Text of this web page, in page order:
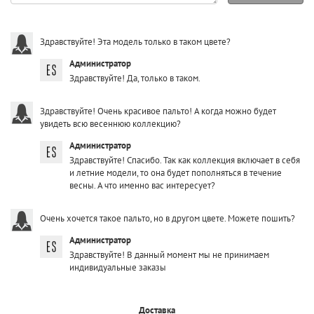
Здравствуйте! Эта модель только в таком цвете?
Администратор
Здравствуйте! Да, только в таком.
Здравствуйте! Очень красивое пальто! А когда можно будет
увидеть всю весеннюю коллекцию?
Администратор
Здравствуйте! Спасибо. Так как коллекция включает в себя
и летние модели, то она будет пополняться в течение
весны. А что именно вас интересует?
Очень хочется такое пальто, но в другом цвете. Можете пошить?
Администратор
Здравствуйте! В данный момент мы не принимаем
индивидуальные заказы
Доставка